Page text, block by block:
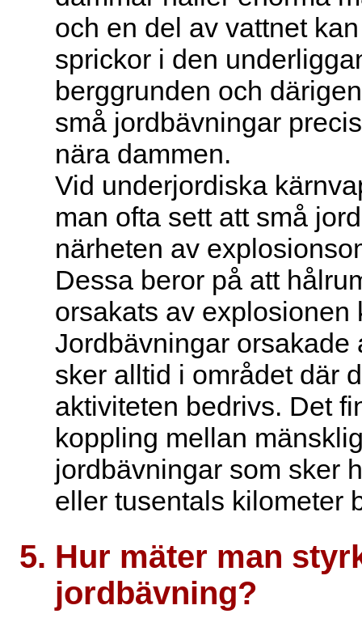
och en del av vattnet
sprickor i den
berggrunden och
små jordbävningar
nära dammen.
Vid underjordiska
man ofta sett att små
närheten av
Dessa beror på att
orsakats av explosionen
Jordbävningar orsakade
sker alltid i området där
aktiviteten bedrivs. Det
koppling mellan
jordbävningar som sker
eller tusentals kilometer
Hur mäter man
jordbävning?